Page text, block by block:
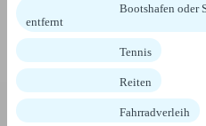
Bootshafen oder
entfernt
Tennis
Reiten
Fahrradverleih